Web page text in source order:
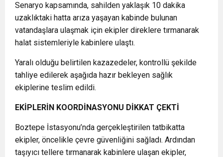
Senaryo kapsamında, sahilden yaklaşık 10 dakika
uzaklıktaki hatta arıza yaşayan kabinde bulunan
vatandaşlara ulaşmak için ekipler direklere tırmanarak
halat sistemleriyle kabinlere ulaştı.
Yaralı olduğu belirtilen kazazedeler, kontrollü şekilde
tahliye edilerek aşağıda hazır bekleyen sağlık
ekiplerine teslim edildi.
EKİPLERİN KOORDİNASYONU DİKKAT ÇEKTİ
Boztepe İstasyonu’nda gerçekleştirilen tatbikatta
ekipler, öncelikle çevre güvenliğini sağladı. Ardından
taşıyıcı tellere tırmanarak kabinlere ulaşan ekipler,